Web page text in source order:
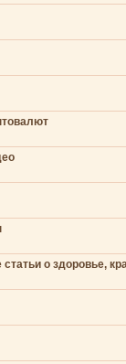
о здоровье,